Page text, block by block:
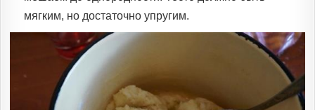
мягким, но достаточно упругим.